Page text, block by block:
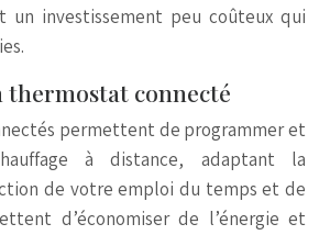
un investissement peu coûteux qui
thermostat connecté
permettent de programmer et
à distance, adaptant la
de votre emploi du temps et de
d’économiser de l’énergie et